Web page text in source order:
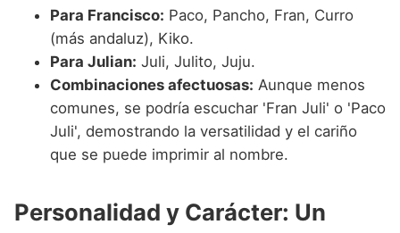
Para Francisco: Paco, Pancho, Fran, Curro
(más andaluz), Kiko.
Para Julian: Juli, Julito, Juju.
Combinaciones afectuosas: Aunque menos
comunes, se podría escuchar 'Fran Juli' o 'Paco
Juli', demostrando la versatilidad y el cariño
que se puede imprimir al nombre.
Personalidad y Carácter: Un